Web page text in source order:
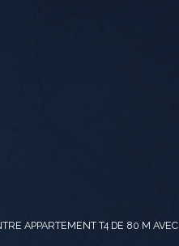
APPARTEMENT T4 DE 80 M